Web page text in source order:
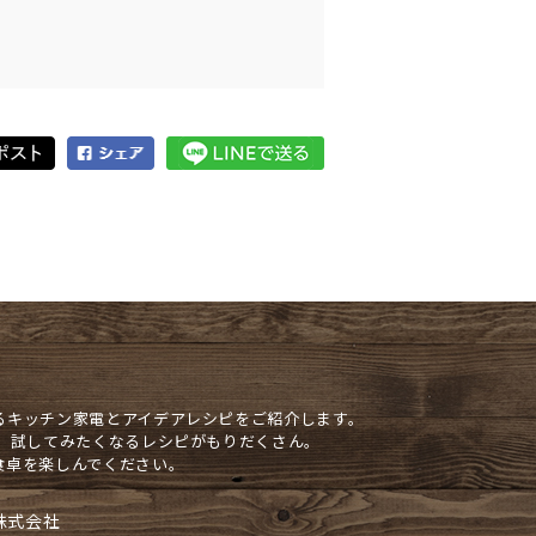
ッチン家電とアイデアレシピをご紹介します。
してみたくなるレシピがもりだくさん。
を楽しんでください。
式会社